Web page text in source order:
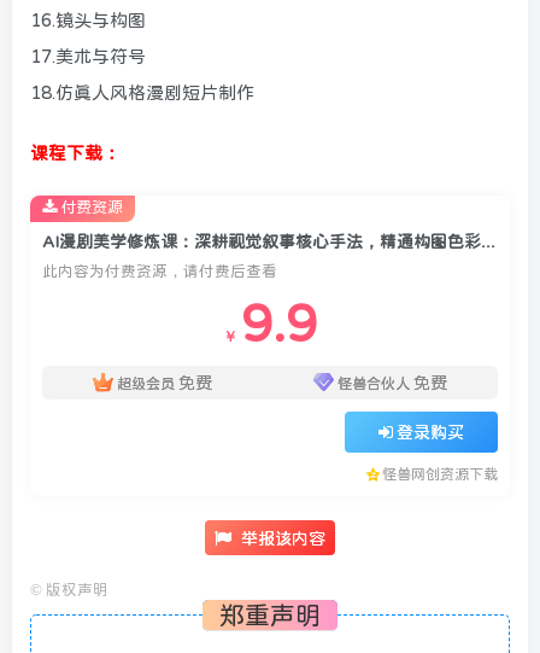
16.镜头与构图
17.美术与符号
18.仿真人风格漫剧短片制作
课程下载：
AI漫剧美学修炼课：深耕视觉叙事核心手法，精通构图色彩打造高阶质感漫剧作品
此内容为付费资源，请付费后查看
￥ 9.9
超级会员 免费 怪兽合伙人 免费
登录购买
怪兽网创资源下载
付费资源
举报该内容
© 版权声明
郑重声明